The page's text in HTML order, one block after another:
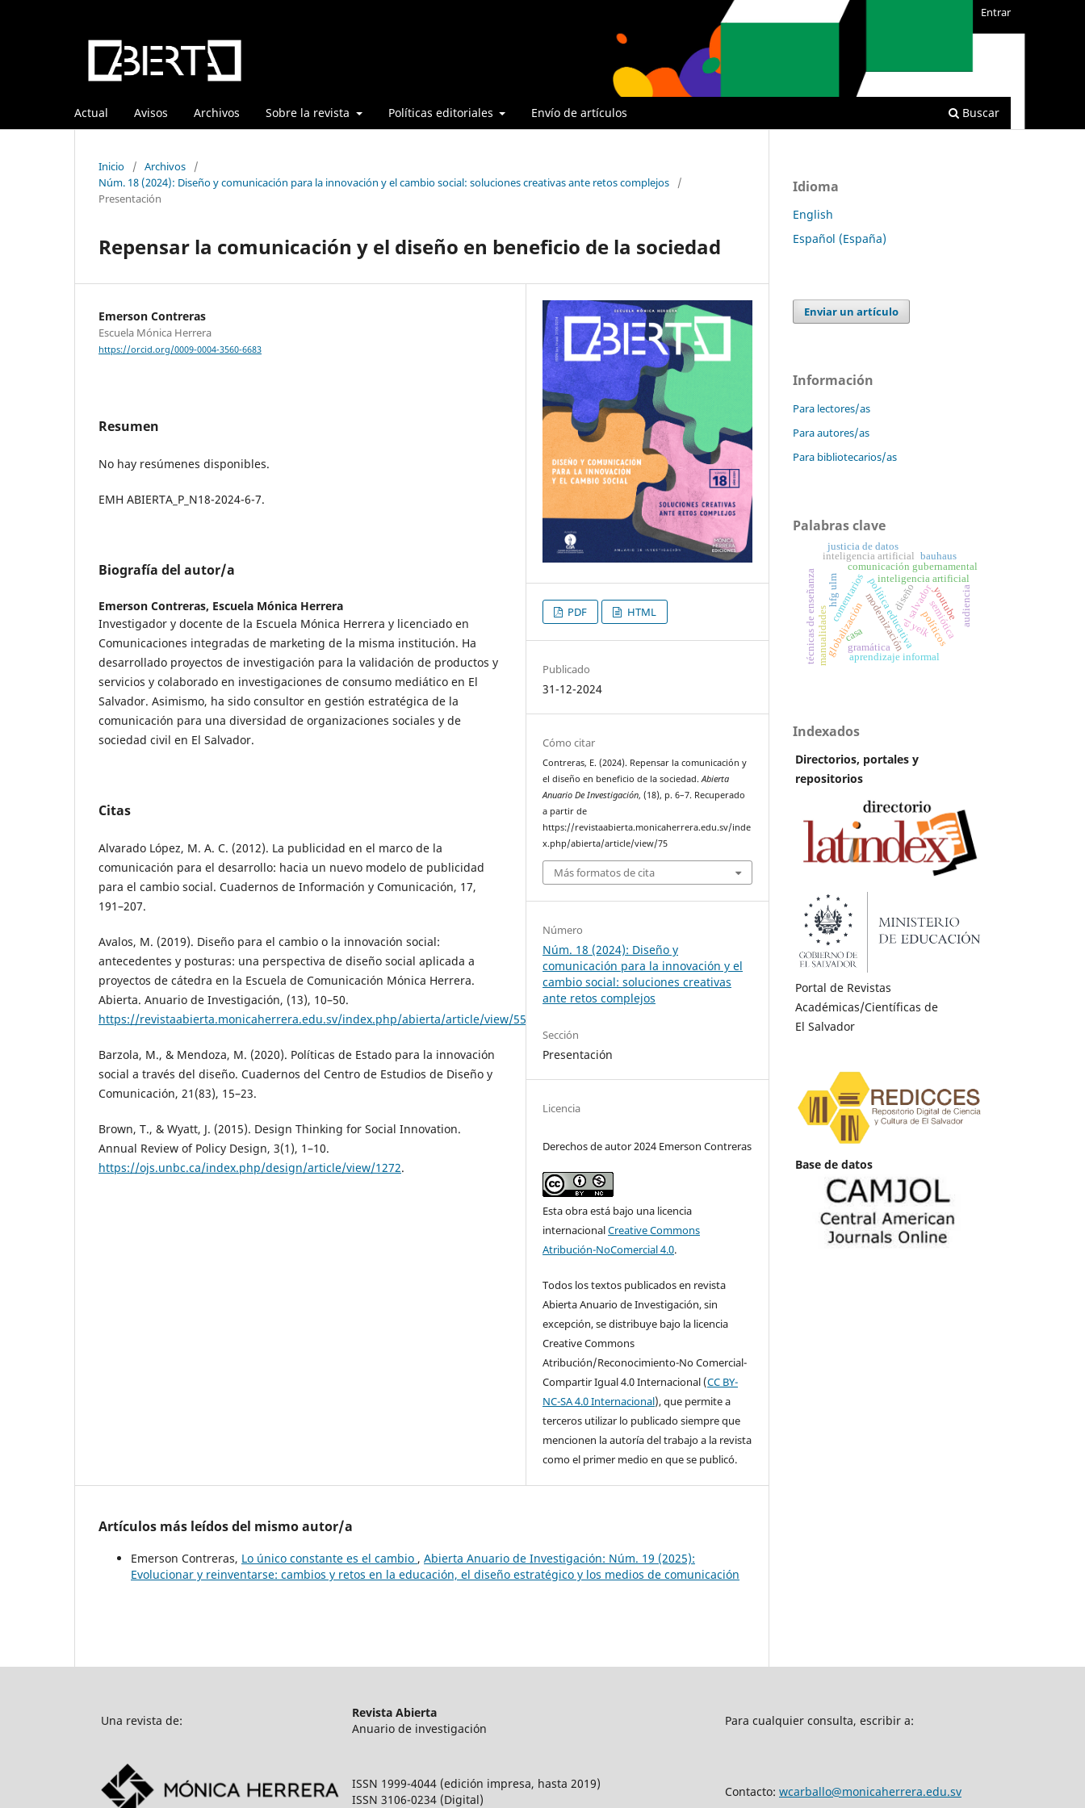
Actual Avisos Archivos Sobre la revista Políticas editoriales Envío de artículos Buscar
Entrar
Inicio / Archivos
/
Núm. 18 (2024): Diseño y comunicación para la innovación y el cambio social: soluciones creativas ante retos complejos
/
Presentación
Repensar la comunicación y el diseño en beneficio de la sociedad
Emerson Contreras
Escuela Mónica Herrera
https://orcid.org/0009-0004-3560-6683
Resumen
No hay resúmenes disponibles.
EMH ABIERTA_P_N18-2024-6-7.
Biografía del autor/a
Emerson Contreras, Escuela Mónica Herrera
Investigador y docente de la Escuela Mónica Herrera y licenciado en
Comunicaciones integradas de marketing de la misma institución. Ha
desarrollado proyectos de investigación para la validación de productos y
servicios y colaborado en investigaciones de consumo mediático en El
Salvador. Asimismo, ha sido consultor en gestión estratégica de la
comunicación para una diversidad de organizaciones sociales y de
sociedad civil en El Salvador.
Citas
Alvarado López, M. A. C. (2012). La publicidad en el marco de la
comunicación para el desarrollo: hacia un nuevo modelo de publicidad
para el cambio social. Cuadernos de Información y Comunicación, 17,
191–207.
Avalos, M. (2019). Diseño para el cambio o la innovación social:
antecedentes y posturas: una perspectiva de diseño social aplicada a
proyectos de cátedra en la Escuela de Comunicación Mónica Herrera.
Abierta. Anuario de Investigación, (13), 10–50.
https://revistaabierta.monicaherrera.edu.sv/index.php/abierta/article/view/55
Barzola, M., & Mendoza, M. (2020). Políticas de Estado para la innovación
social a través del diseño. Cuadernos del Centro de Estudios de Diseño y
Comunicación, 21(83), 15–23.
Brown, T., & Wyatt, J. (2015). Design Thinking for Social Innovation.
Annual Review of Policy Design, 3(1), 1–10.
https://ojs.unbc.ca/index.php/design/article/view/1272.
PDF HTML
Publicado
31-12-2024
Cómo citar
Contreras, E. (2024). Repensar la comunicación y
el diseño en beneficio de la sociedad.Abierta
Anuario De Investigación, (18), p. 6–7. Recuperado
a partir de
https://revistaabierta.monicaherrera.edu.sv/inde
x.php/abierta/article/view/75
Más formatos de cita
Número
Núm. 18 (2024): Diseño y
comunicación para la innovación y el
cambio social: soluciones creativas
ante retos complejos
Sección
Presentación
Licencia
Derechos de autor 2024 Emerson Contreras
Esta obra está bajo una licencia
internacionalCreative Commons
Atribución-NoComercial 4.0.
Todos los textos publicados en revista
Abierta Anuario de Investigación, sin
excepción, se distribuye bajo la licencia
Creative Commons
Atribución/Reconocimiento-No Comercial-
Compartir Igual 4.0 Internacional (CC BY-
NC-SA 4.0 Internacional), que permite a
terceros utilizar lo publicado siempre que
mencionen la autoría del trabajo a la revista
como el primer medio en que se publicó.
Artículos más leídos del mismo autor/a
Emerson Contreras, Lo único constante es el cambio , Abierta Anuario de Investigación: Núm. 19 (2025):
Evolucionar y reinventarse: cambios y retos en la educación, el diseño estratégico y los medios de comunicación
Idioma
English
Español (España)
Enviar un artículo
Información
Para lectores/as
Para autores/as
Para bibliotecarios/as
Palabras clave
inteligencia artificial
modernización
comunicación gubernamental
política educativael salvador
casa yeik
youtube audiencia
comentarios
manualidades aprendizaje informal
inteligencia artificial
justicia de datos
políticos
técnicas de enseñanza gramática
diseño
bauhaus
hfg ulm
globalización semiótica
Indexados
Directorios, portales y
repositorios
Portal de Revistas
Académicas/Científicas de
El Salvador
Base de datos
Una revista de:
Revista Abierta
Anuario de investigación
Para cualquier consulta, escribir a:
ISSN 1999-4044 (edición impresa, hasta 2019)
ISSN 3106-0234 (Digital)
Contacto: wcarballo@monicaherrera.edu.sv